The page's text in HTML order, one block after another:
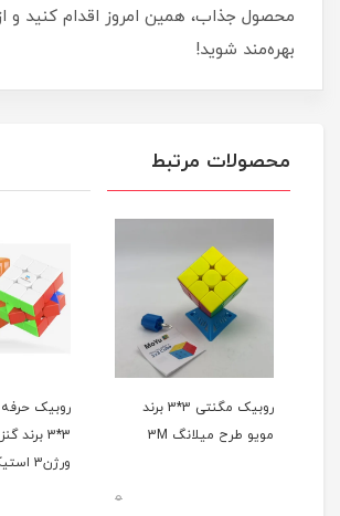
محصول جذاب، همین امروز اقدام کنید و
بهره‌مند شوید!
محصولات مرتبط
روبیک مگنتی 3*3 برند
مویو طرح میلانگ 3M
0
روبیک
3*3
ورژن3 استیکرلس